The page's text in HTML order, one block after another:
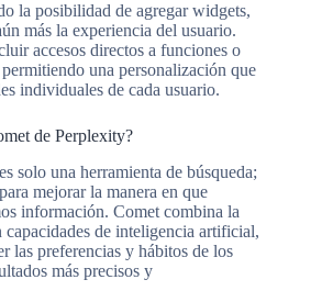
la posibilidad de agregar widgets,
más la experiencia del usuario.
accesos directos a funciones o
una personalización que
individuales de cada usuario.
de Perplexity?
solo una herramienta de búsqueda;
mejorar la manera en que
información. Comet combina la
de inteligencia artificial,
las preferencias y hábitos de los
más precisos y